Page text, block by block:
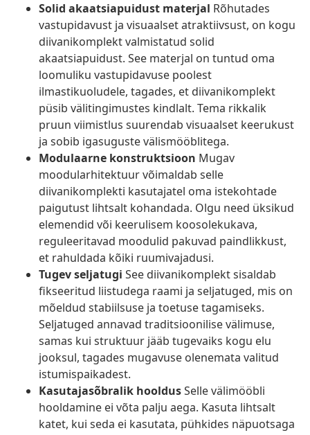
Solid akaatsiapuidust materjal Rõhutades
vastupidavust ja visuaalset atraktiivsust, on kogu
diivanikomplekt valmistatud solid
akaatsiapuidust. See materjal on tuntud oma
loomuliku vastupidavuse poolest
ilmastikuoludele, tagades, et diivanikomplekt
püsib välitingimustes kindlalt. Tema rikkalik
pruun viimistlus suurendab visuaalset keerukust
ja sobib igasuguste välismööblitega.
Modulaarne konstruktsioon Mugav
moodularhitektuur võimaldab selle
diivanikomplekti kasutajatel oma istekohtade
paigutust lihtsalt kohandada. Olgu need üksikud
elemendid või keerulisem koosolekukava,
reguleeritavad moodulid pakuvad paindlikkust,
et rahuldada kõiki ruumivajadusi.
Tugev seljatugi See diivanikomplekt sisaldab
fikseeritud liistudega raami ja seljatuged, mis on
mõeldud stabiilsuse ja toetuse tagamiseks.
Seljatuged annavad traditsioonilise välimuse,
samas kui struktuur jääb tugevaiks kogu elu
jooksul, tagades mugavuse olenemata valitud
istumispaikadest.
Kasutajasõbralik hooldusSelle välimööbli
hooldamine ei võta palju aega. Kasuta lihtsalt
katet, kui seda ei kasutata, pühkides näpuotsaga